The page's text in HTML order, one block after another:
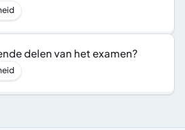
delen van het examen?